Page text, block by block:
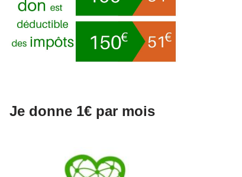
Je donne 1€ par mois